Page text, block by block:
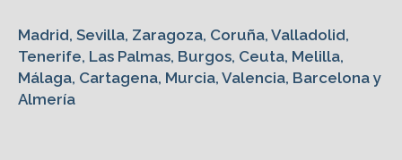
Madrid, Sevilla, Zaragoza, Coruña, Valladolid,
Tenerife, Las Palmas, Burgos, Ceuta, Melilla,
Málaga, Cartagena, Murcia, Valencia, Barcelona y
Almería